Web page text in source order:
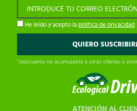
INTRODUCE TU CORREO
He leído y acepto la política de privacidad
*descuento no acumulable a otras ofertas o
ATENCIÓN AL